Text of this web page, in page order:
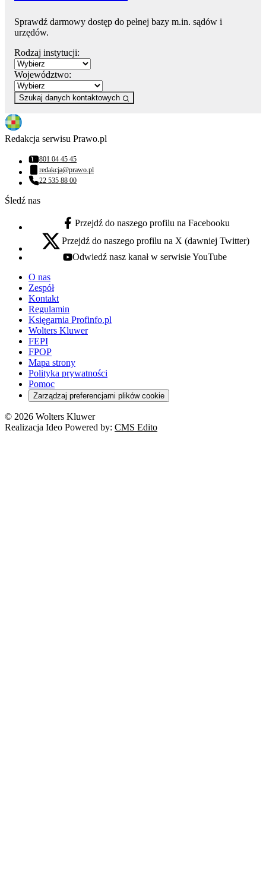
Sprawdź darmowy dostęp do pełnej bazy m.in. sądów i
urzędów.
Rodzaj instytucji:
Województwo:
Szukaj danych kontaktowych
Redakcja serwisu Prawo.pl
Numer telefonu:
801 04 45 45
Adres email:
redakcja@prawo.pl
Numer telefonu:
22 535 88 00
Śledź nas
facebook - otwiera się w nowej karcie
Przejdź do naszego profilu na Facebooku
x - otwiera się w nowej karcie
Przejdź do naszego profilu na X (dawniej Twitter)
youtube - otwiera się w nowej karcie
Odwiedź nasz kanał w serwisie YouTube
O nas
Zespół
Kontakt
Regulamin
Księgarnia Profinfo.pl
Wolters Kluwer
FEPI
FPOP
Mapa strony
Polityka prywatności
Pomoc
Zarządzaj preferencjami plików cookie
© 2026 Wolters Kluwer
Realizacja Ideo Powered by: CMS Edito